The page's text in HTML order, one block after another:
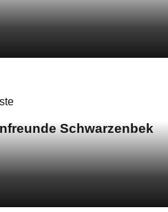
Schwarzenbek